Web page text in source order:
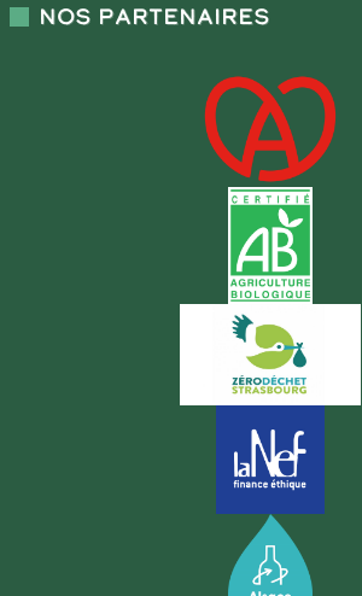
Nos partenaires